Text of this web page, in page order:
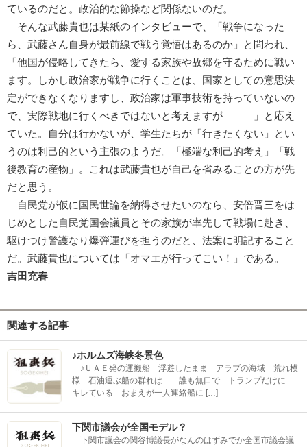
ているのだと。政治的な節操など関係ないのだ。
そんな武藤貴也は某紙のインタビューで、「戦争になった
ら、武藤さん自身が最前線で戦う覚悟はあるのか」と問われ、
「他国が侵略してきたら、愛する家族や故郷を守るために戦い
ます。しかし政治家が戦争に行くことは、国家としての意思決
定ができなくなりますし、政治家は軍事技術を持っていないの
で、実際戦地に行くべきではないと考えますが 」と応え
ていた。自分は行かないが、学生たちが「行きたくない」とい
うのは利己的という主張のようだ。「極端な利己的考え」「戦
後教育の産物」。これは武藤貴也が自己を省みることの方が先
だと思う。
自民党が仮に国民世論を納得させたいのなら、安倍晋三をは
じめとした自民党国会議員とその家族が率先して戦場に赴き、
駆けつけ警護なり爆弾運びを担うのだと、法案に明記すること
だ。武藤貴也については「オマエが行ってこい！」である。
吉田充春
関連する記事
♪ホルムズ海峡冬景色
♪ＵＡＥ発の運搬船 浮遊したまま アラブの海域 荒れ模
様 石油運ぶ船の群れは 誰も無口で トランプだけに
キレている おまえが一人連絡船に […]
下関市議会が全国モデル？
下関市議会の関谷博議長がなんのはずみでか全国市議会議